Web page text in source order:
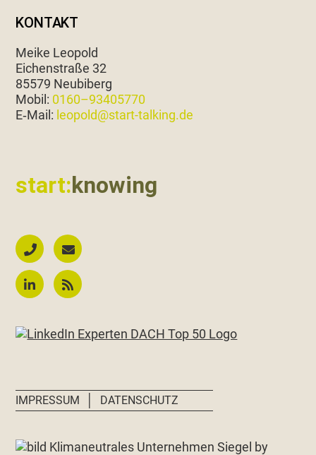
KONTAKT
Meike Leopold
Eichen­straße 32
85579 Neubiberg
Mobil: 0160–93405770
E‑Mail: leopold@start-talking.de
start:knowing
IMPRESSUM DATENSCHUTZ